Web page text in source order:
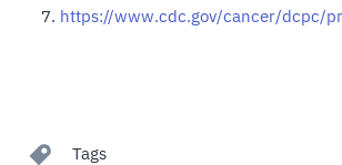
https://www.cdc.gov/cancer/dcpc/
Tags